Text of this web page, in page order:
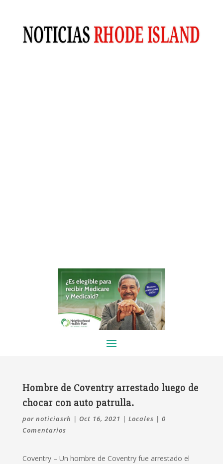
Hombre de Coventry arrestado luego de
chocar con auto patrulla.
por noticiasrh | Oct 16, 2021 | Locales | 0
Comentarios
Coventry – Un hombre de Coventry fue arrestado el